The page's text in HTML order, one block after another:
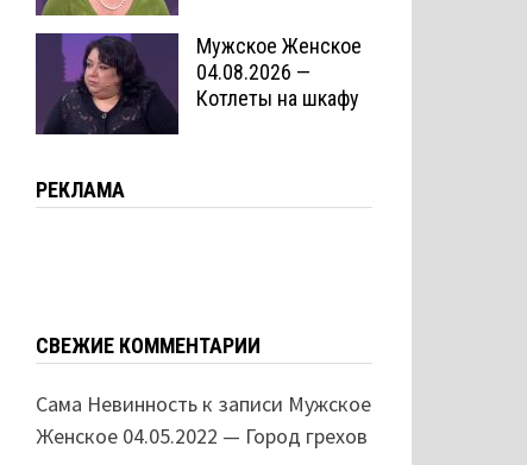
Мужское Женское
04.08.2026 —
Котлеты на шкафу
РЕКЛАМА
СВЕЖИЕ КОММЕНТАРИИ
Сама Невинностьк записи Мужское
Женское 04.05.2022 — Город грехов